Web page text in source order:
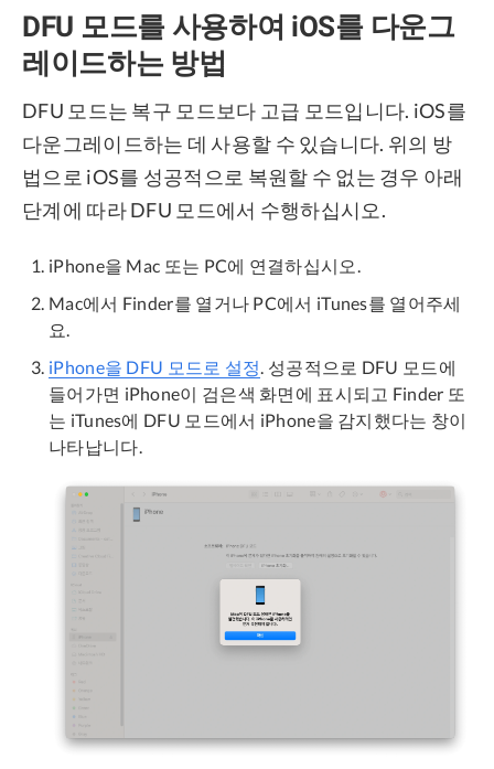
DFU 모드를 사용하여 iOS를 다운그
레이드하는 방법
DFU 모드는 복구 모드보다 고급 모드입니다. iOS를
다운그레이드하는 데 사용할 수 있습니다. 위의 방
법으로 iOS를 성공적으로 복원할 수 없는 경우 아래
단계에 따라 DFU 모드에서 수행하십시오.
iPhone을 Mac 또는 PC에 연결하십시오.
Mac에서 Finder를 열거나 PC에서 iTunes를 열어주세
요.
iPhone을 DFU 모드로 설정. 성공적으로 DFU 모드에
들어가면 iPhone이 검은색 화면에 표시되고 Finder 또
는 iTunes에 DFU 모드에서 iPhone을 감지했다는 창이
나타납니다.